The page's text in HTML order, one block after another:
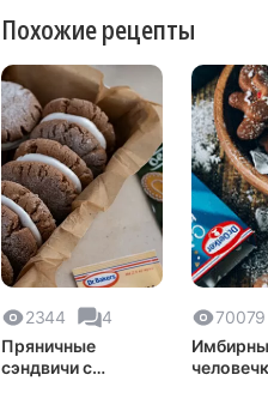
Похожие рецепты
2344
4
Пряничные
сэндвичи с
70079